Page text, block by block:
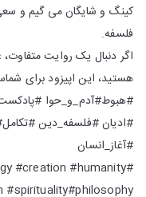
کینگ و شایگان می گیم و
فلسفه.
اگر دنبال یک روایت
هستید، این اپیزود برای
#هبوط#آدم_و_حوا
#ادیان #فلسفه_دین
#آغاز_انسان
#creation #humanity
#spirituality#philosophy